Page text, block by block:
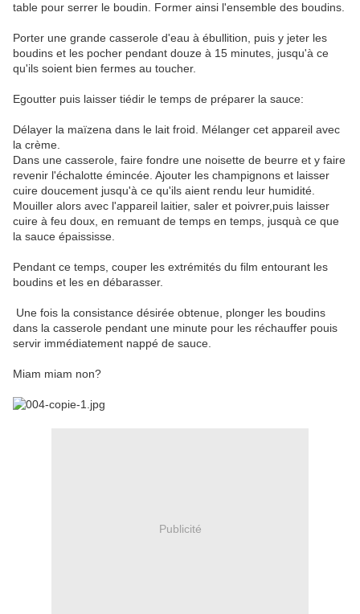
table pour serrer le boudin. Former ainsi l'ensemble des boudins.
Porter une grande casserole d'eau à ébullition, puis y jeter les
boudins et les pocher pendant douze à 15 minutes, jusqu'à ce
qu'ils soient bien fermes au toucher.
Egoutter puis laisser tiédir le temps de préparer la sauce:
Délayer la maïzena dans le lait froid. Mélanger cet appareil avec
la crème.
Dans une casserole, faire fondre une noisette de beurre et y faire
revenir l'échalotte émincée. Ajouter les champignons et laisser
cuire doucement jusqu'à ce qu'ils aient rendu leur humidité.
Mouiller alors avec l'appareil laitier, saler et poivrer,puis laisser
cuire à feu doux, en remuant de temps en temps, jusquà ce que
la sauce épaississe.
Pendant ce temps, couper les extrémités du film entourant les
boudins et les en débarasser.
Une fois la consistance désirée obtenue, plonger les boudins
dans la casserole pendant une minute pour les réchauffer pouis
servir immédiatement nappé de sauce.
Miam miam non?
Publicité